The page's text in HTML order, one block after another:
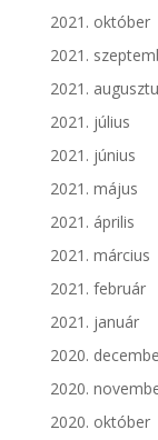
2021. október
2021.
2021.
2021. július
2021. június
2021. május
2021. április
2021. március
2021. február
2021. január
2020.
2020.
2020. október